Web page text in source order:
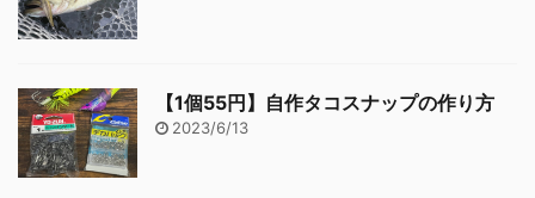
【1個55円】自作タコスナップの作り方
2023/6/13